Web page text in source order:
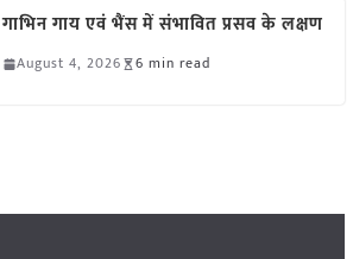
गाभिन गाय एवं भैंस में संभावित प्रसव के लक्षण
August 4, 2026 6 min read